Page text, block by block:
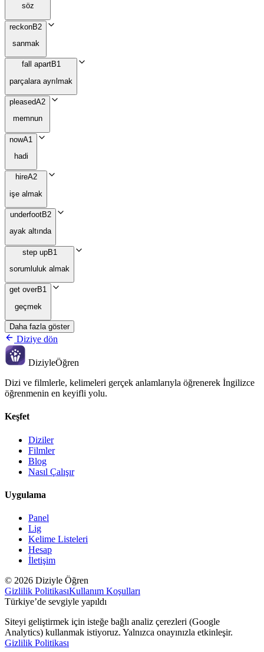
söz
reckonB2
sanmak
fall apartB1
parçalara ayrılmak
pleasedA2
memnun
nowA1
hadi
hireA2
işe almak
underfootB2
ayak altında
step upB1
sorumluluk almak
get overB1
geçmek
Daha fazla göster
Diziye dön
DiziyleÖğren
Dizi ve filmlerle, kelimeleri gerçek anlamlarıyla öğrenerek İngilizce
öğrenmenin en keyifli yolu.
Keşfet
Diziler
Filmler
Blog
Nasıl Çalışır
Uygulama
Panel
Lig
Kelime Listeleri
Hesap
İletişim
© 2026 Diziyle Öğren
Gizlilik PolitikasıKullanım Koşulları
Türkiye’de sevgiyle yapıldı
Siteyi geliştirmek için isteğe bağlı analiz çerezleri (Google
Analytics) kullanmak istiyoruz. Yalnızca onayınızla etkinleşir.
Gizlilik Politikası